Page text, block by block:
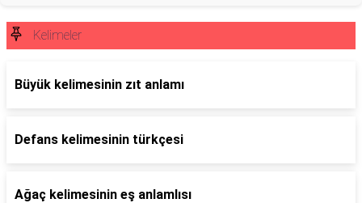
Kelimeler
Büyük kelimesinin zıt anlamı
Defans kelimesinin türkçesi
Ağaç kelimesinin eş anlamlısı